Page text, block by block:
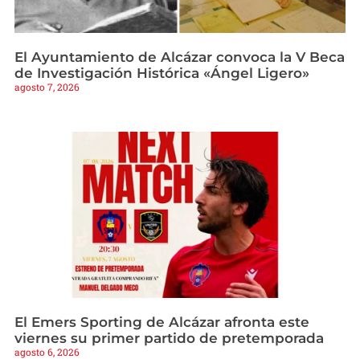
El Ayuntamiento de Alcázar convoca la V Beca
de Investigación Histórica «Ángel Ligero»
agosto 7, 2026
El Emers Sporting de Alcázar afronta este
viernes su primer partido de pretemporada
agosto 6, 2026